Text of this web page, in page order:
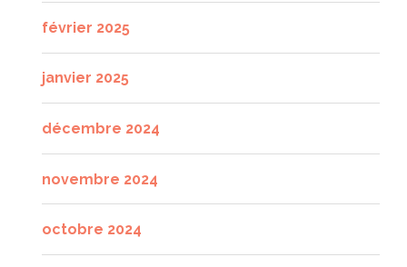
février 2025
janvier 2025
décembre 2024
novembre 2024
octobre 2024